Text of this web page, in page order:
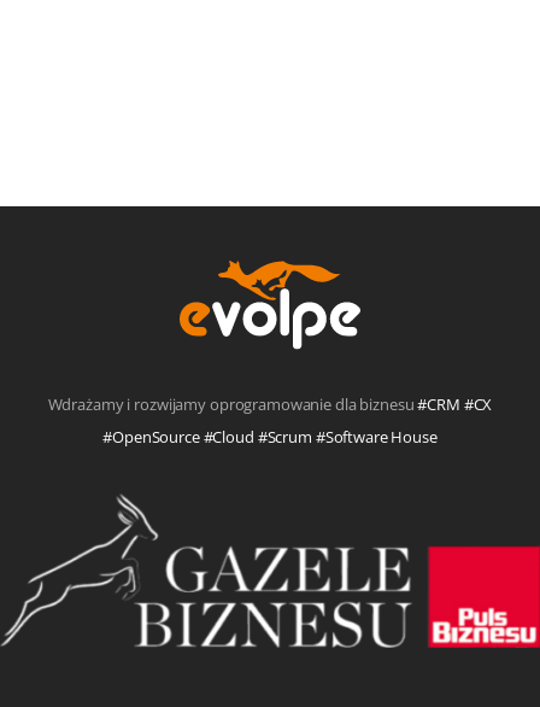
Wdrażamy i rozwijamy oprogramowanie dla biznesu#CRM #CX
#OpenSource #Cloud #Scrum #Software House